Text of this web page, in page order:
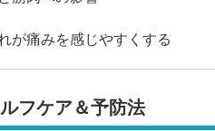
が痛みを感じやすくする
フケア＆予防法